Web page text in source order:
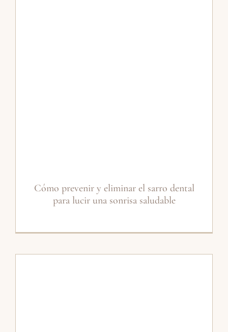
Cómo prevenir y eliminar el sarro dental
para lucir una sonrisa saludable